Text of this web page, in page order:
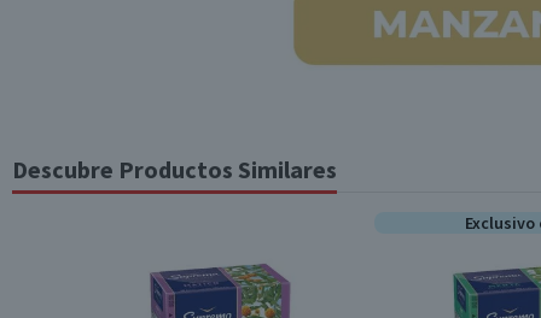
Descubre Productos Similares
Exclusivo